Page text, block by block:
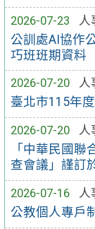
2026-07-23
人
公訓處AI協作
巧班班期資料
2026-07-20
人
臺北市115年
2026-07-20
人
「中華民國
查會議」謹訂
2026-07-16
人
公教個人專戶